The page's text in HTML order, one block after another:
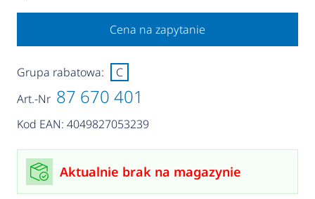
Cena na zapytanie
Art.-Nr 87 670 401
Kod EAN: 4049827053239
Grupa rabatowa: C
Aktualnie brak na magazynie